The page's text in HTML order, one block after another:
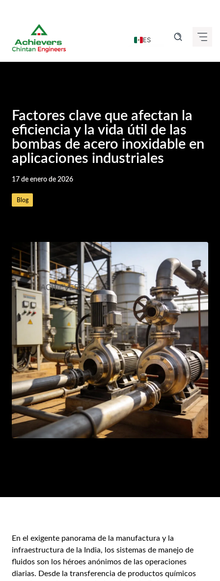
contenido
ES
IT
GU
HI
KN
RU
Factores clave que afectan la
eficiencia y la vida útil de las
bombas de acero inoxidable en
aplicaciones industriales
17 de enero de 2026
Blog
En el exigente panorama de la manufactura y la
infraestructura de la India, los sistemas de manejo de
fluidos son los héroes anónimos de las operaciones
diarias. Desde la transferencia de productos químicos